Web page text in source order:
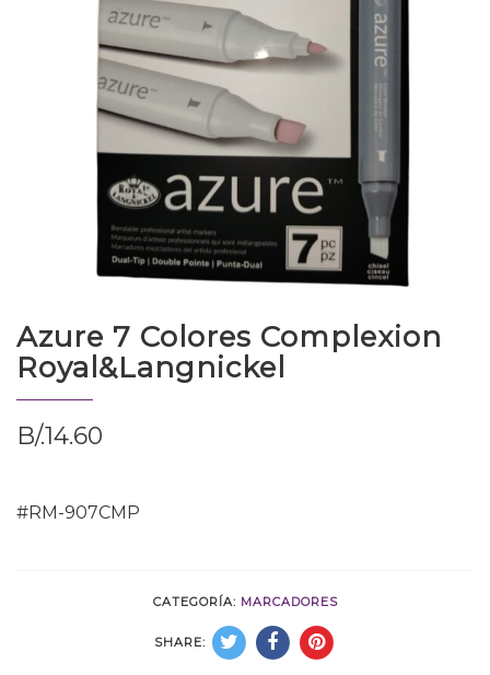
Azure 7 Colores Complexion
Royal&Langnickel
B/.14.60
#RM-907CMP
CATEGORÍA: MARCADORES
SHARE: